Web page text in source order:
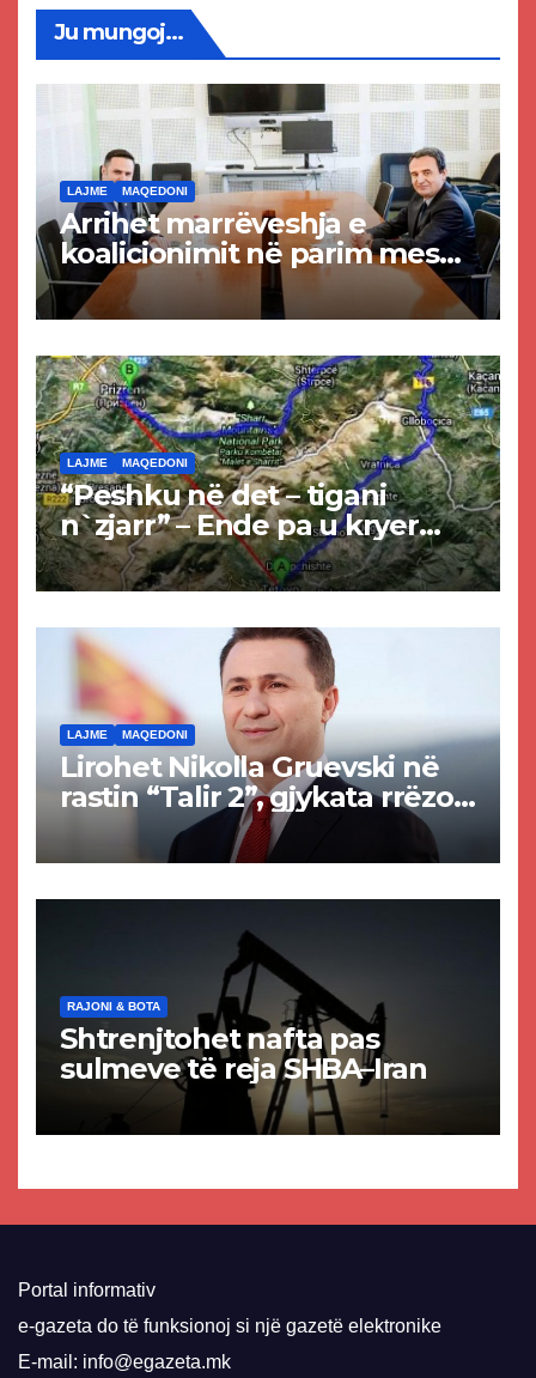
Ju mungoj...
LAJME MAQEDONI
Arrihet marrëveshja e
koalicionimit në parim mes
Kurtit dhe Abdixhikut
LAJME MAQEDONI
“Peshku në det – tigani
n`zjarr” – Ende pa u kryer
projekti i tunelit, komuna e
Tetovës nis punimet për
LAJME MAQEDONI
Lirohet Nikolla Gruevski në
rastin “Talir 2”, gjykata rrëzon
akuzat për ndërtimin e
paligjshëm të selisë së
RAJONI & BOTA
Shtrenjtohet nafta pas
sulmeve të reja SHBA–Iran
Portal informativ
e-gazeta do të funksionoj si një gazetë elektronike
E-mail: info@egazeta.mk